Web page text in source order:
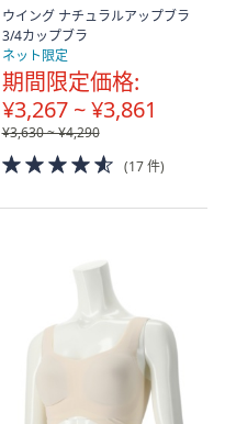
ウイング ナチュラルアップブラ
3/4カップブラ
ネット限定
期間限定価格:
¥3,267 ~ ¥3,861
¥3,630 ~ ¥4,290
4.5
of
(17 件)